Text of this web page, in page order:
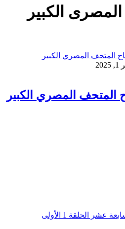
الكبير
المتحف المصري الكبير
الحلقة 1 الأولى